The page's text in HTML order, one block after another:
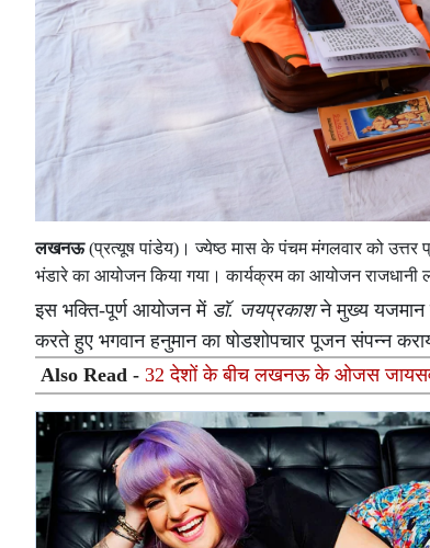
लखनऊ(प्रत्यूष पांडेय)। ज्येष्ठ मास के पंचम मंगलवार को उत्तर
भंडारे का आयोजन किया गया। कार्यक्रम का आयोजन
इस भक्ति-पूर्ण आयोजन में डॉ. जयप्रकाशने मुख्य यजमान
करते हुए भगवान हनुमान का षोडशोपचार पूजन संपन्न
Also Read - 32 देशों के बीच लखनऊ के ओजस